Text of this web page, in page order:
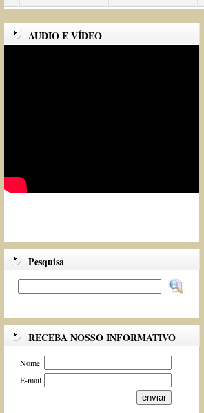
AUDIO E VÍDEO
Pesquisa
RECEBA NOSSO INFORMATIVO
Nome
E-mail